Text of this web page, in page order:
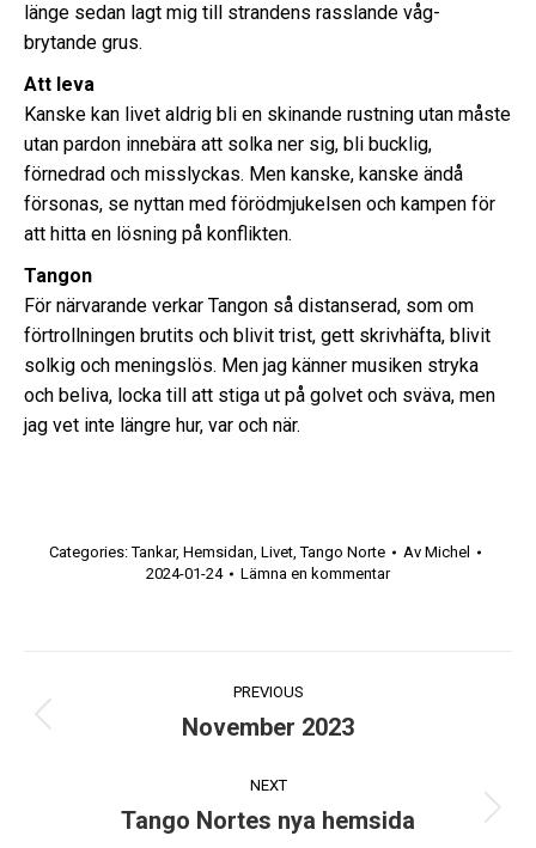
länge sedan lagt mig till strandens rasslande våg-
brytande grus.
Att leva
Kanske kan livet aldrig bli en skinande rustning utan måste
utan pardon innebära att solka ner sig, bli bucklig,
förnedrad och misslyckas. Men kanske, kanske ändå
försonas, se nyttan med förödmjukelsen och kampen för
att hitta en lösning på konflikten.
Tangon
För närvarande verkar Tangon så distanserad, som om
förtrollningen brutits och blivit trist, gett skrivhäfta, blivit
solkig och meningslös. Men jag känner musiken stryka
och beliva, locka till att stiga ut på golvet och sväva, men
jag vet inte längre hur, var och när.
Categories:Tankar, Hemsidan, Livet,Tango Norte Av Michel
2024-01-24
Lämna en kommentar
navigation
PREVIOUS
Previous
November 2023
NEXT
Next
Tango Nortes nya hemsida